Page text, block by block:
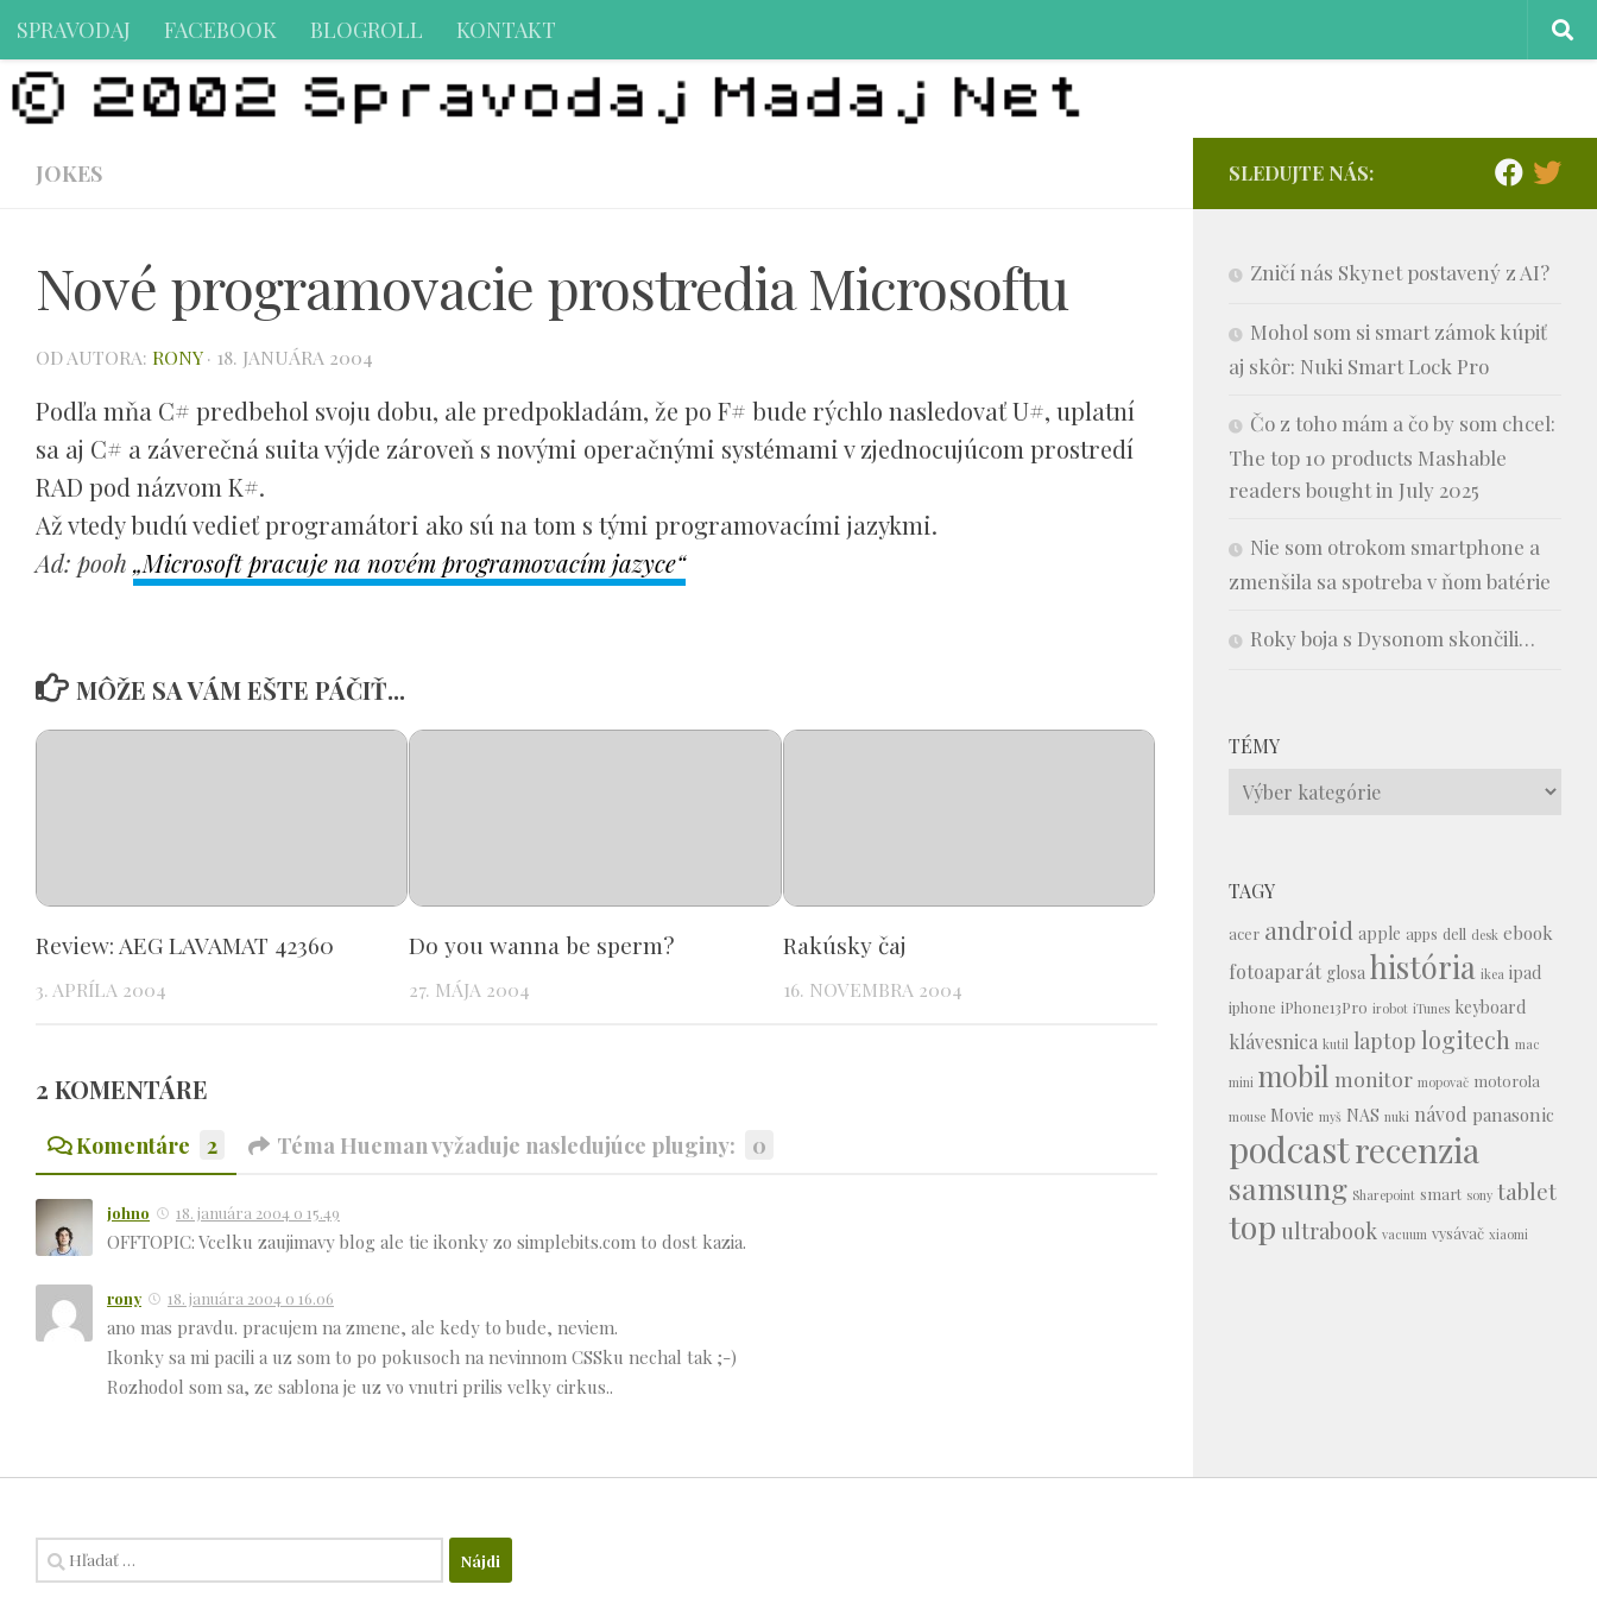
Preskočiť na obsah
SPRAVODAJ FACEBOOK BLOGROLL KONTAKT
JOKES
Nové programovacie prostredia Microsoftu
OD AUTORA: RONY · 18. JANUÁRA 2004
Podľa mňa C# predbehol svoju dobu, ale predpokladám, že po F# bude rýchlo nasledovať U#, uplatní
sa aj C# a záverečná suita výjde zároveň s novými operačnými systémami v zjednocujúcom prostredí
RAD pod názvom K#.
Až vtedy budú vedieť programátori ako sú na tom s tými programovacími jazykmi.
Ad: pooh „Microsoft pracuje na novém programovacím jazyce“
MÔŽE SA VÁM EŠTE PÁČIŤ...
Review: AEG LAVAMAT 42360
3. APRÍLA 2004
Do you wanna be sperm?
27. MÁJA 2004
Rakúsky čaj
16. NOVEMBRA 2004
2 KOMENTÁRE
Komentáre 2 Téma Hueman vyžaduje nasledujúce pluginy: 0
johno 18. januára 2004 o 15.49
OFFTOPIC: Vcelku zaujimavy blog ale tie ikonky zo simplebits.com to dost kazia.
rony 18. januára 2004 o 16.06
ano mas pravdu. pracujem na zmene, ale kedy to bude, neviem.
Ikonky sa mi pacili a uz som to po pokusoch na nevinnom CSSku nechal tak ;-)
Rozhodol som sa, ze sablona je uz vo vnutri prilis velky cirkus..
SLEDUJTE NÁS:
Zničí nás Skynet postavený z AI?
Mohol som si smart zámok kúpiť
aj skôr: Nuki Smart Lock Pro
Čo z toho mám a čo by som chcel:
The top 10 products Mashable
readers bought in July 2025
Nie som otrokom smartphone a
zmenšila sa spotreba v ňom batérie
Roky boja s Dysonom skončili…
TÉMY
Témy
TAGY
acer android apple apps dell desk ebook
fotoaparát glosa história ikea ipad
iphone iPhone13Pro irobot iTunes keyboard
klávesnica kutil laptop logitech mac
mini mobil monitor mopovač motorola
mouse Movie myš NAS nuki návod panasonic
podcastrecenzia
samsung Sharepoint smart sony tablet
top ultrabook vacuum vysávač xiaomi
Hľadať: